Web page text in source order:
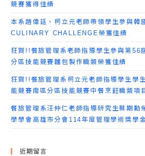
競賽獲得佳績
本系趙偉廷、柯立元老師帶領學生參與韓
CULINARY CHALLENGE榮獲佳績
狂賀!!餐旅管理系老師指導學生參與第56
分區技能競賽麵包製作職類榮獲佳績
狂賀!!餐旅管理系柯立元老師指導學生學
能競賽南區分區技能競賽中餐烹飪職類項
餐旅管理系汪仲仁老師指導研究生蔡期勳
學學會高雄市分會114年度管理學術獎學
近期留言